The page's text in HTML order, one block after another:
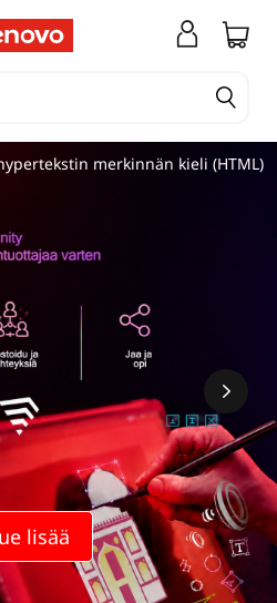
lisää
merkinnän kieli (HTML)